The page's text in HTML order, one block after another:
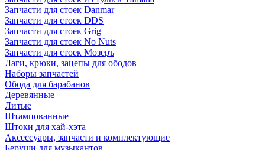
Запчасти для стоек Danmar
Запчасти для стоек DDS
Запчасти для стоек Grig
Запчасти для стоек No Nuts
Запчасти для стоек Мозеръ
Лаги, крюки, зацепы для ободов
Наборы запчастей
Обода для барабанов
Деревянные
Литые
Штампованные
Штоки для хай-хэта
Аксессуары, запчасти и комплектующие
Беруши для музыкантов